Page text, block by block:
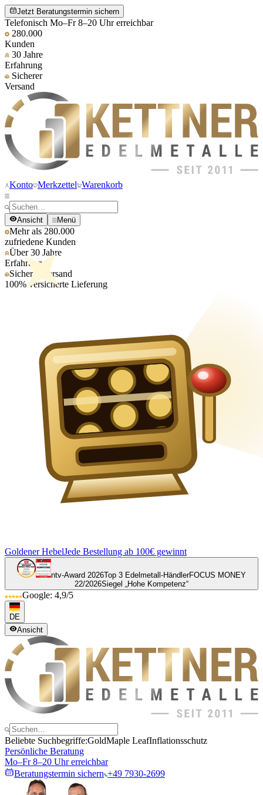
Jetzt Beratungstermin sichern
Telefonisch Mo–Fr 8–20 Uhr erreichbar
280.000
Kunden
30 Jahre
Erfahrung
Sicherer
Versand
Konto Merkzettel Warenkorb
Ansicht Menü
Mehr als 280.000
zufriedene Kunden
Über 30 Jahre
Erfahrung
Sicherer Versand
100% versicherte Lieferung
Goldener HebelJede Bestellung ab 100€ gewinnt
ntv-Award 2026Top 3 Edelmetall-HändlerFOCUS MONEY
22/2026Siegel „Hohe Kompetenz“
Google: 4,9/5
DE
Ansicht
Beliebte Suchbegriffe:GoldMaple LeafInflationsschutz
Persönliche Beratung
Mo–Fr 8–20 Uhr erreichbar
Beratungstermin sichern +49 7930-2699